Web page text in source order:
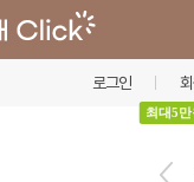
로그인
최대5